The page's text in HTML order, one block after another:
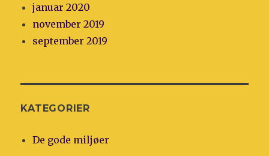
januar 2020
november 2019
september 2019
KATEGORIER
De gode miljøer